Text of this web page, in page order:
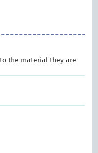
the material they are